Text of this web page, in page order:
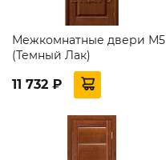
Межкомнатные двери М5
(Темный Лак)
11 732 ₽